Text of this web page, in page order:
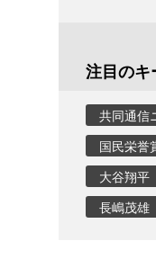
注目のキ
共同通信
国民栄誉
大谷翔平
長嶋茂雄